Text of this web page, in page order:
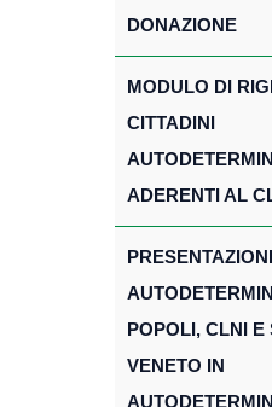
DONAZIONE
MODULO DI
CITTADINI
ADERENTI AL
POPOLI, CLNI E
VENETO IN